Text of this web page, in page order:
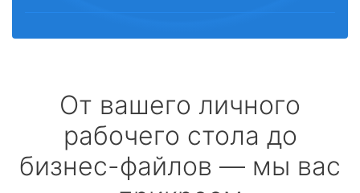
От вашего личного
рабочего стола до
бизнес-файлов — мы вас